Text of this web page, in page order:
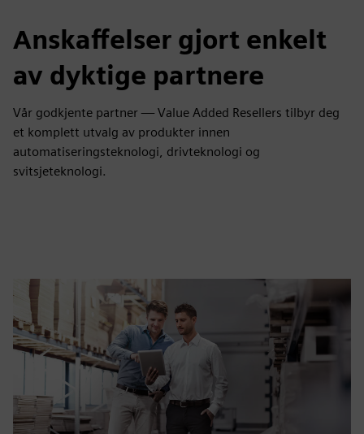
Anskaffelser gjort enkelt
av dyktige partnere
Vår godkjente partner — Value Added Resellers tilbyr deg
et komplett utvalg av produkter innen
automatiseringsteknologi, drivteknologi og
svitsjeteknologi.